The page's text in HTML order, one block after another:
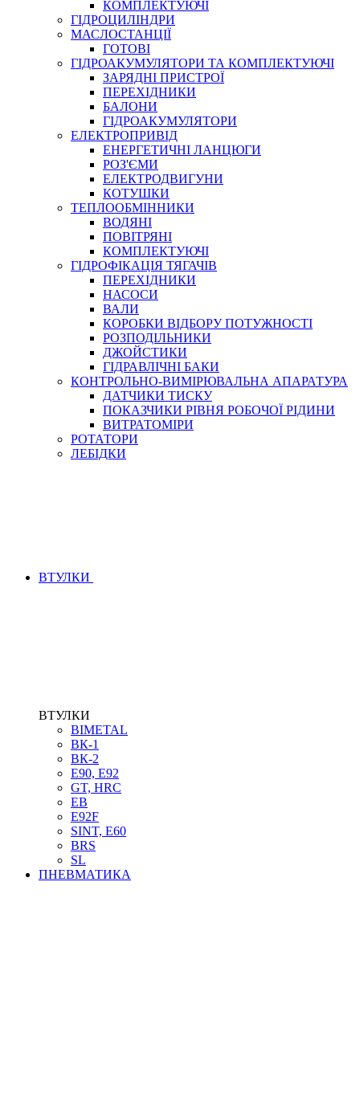
СПЕЦІАЛЬНІ
ГЕРМЕТИКИ
КЛЕЇ, ЦЕМЕНТИ, ЕПОКСИДКИ
РЕМОНТ ГІДРОЦИЛІНДРІВ
БОРЕКС, ЕО
КОМПЛЕКТУЮЧІ
ГІДРОЦИЛІНДРИ
МАСЛОСТАНЦІЇ
ГОТОВІ
ГІДРОАКУМУЛЯТОРИ ТА КОМПЛЕКТУЮЧІ
ЗАРЯДНІ ПРИСТРОЇ
ПЕРЕХІДНИКИ
БАЛОНИ
ГІДРОАКУМУЛЯТОРИ
ЕЛЕКТРОПРИВІД
ЕНЕРГЕТИЧНІ ЛАНЦЮГИ
РОЗ'ЄМИ
ЕЛЕКТРОДВИГУНИ
КОТУШКИ
ТЕПЛООБМІННИКИ
ВОДЯНІ
ПОВІТРЯНІ
КОМПЛЕКТУЮЧІ
ГІДРОФІКАЦІЯ ТЯГАЧІВ
ПЕРЕХІДНИКИ
НАСОСИ
ВАЛИ
КОРОБКИ ВІДБОРУ ПОТУЖНОСТІ
РОЗПОДІЛЬНИКИ
ДЖОЙСТИКИ
ГІДРАВЛІЧНІ БАКИ
КОНТРОЛЬНО-ВИМІРЮВАЛЬНА АПАРАТУРА
ДАТЧИКИ ТИСКУ
ПОКАЗЧИКИ РІВНЯ РОБОЧОЇ РІДИНИ
ВИТРАТОМІРИ
РОТАТОРИ
ЛЕБІДКИ
ВТУЛКИ
ВТУЛКИ
BIMETAL
ВК-1
ВК-2
Е90, E92
GT, HRC
EB
Е92F
SINT, E60
BRS
SL
ПНЕВМАТИКА